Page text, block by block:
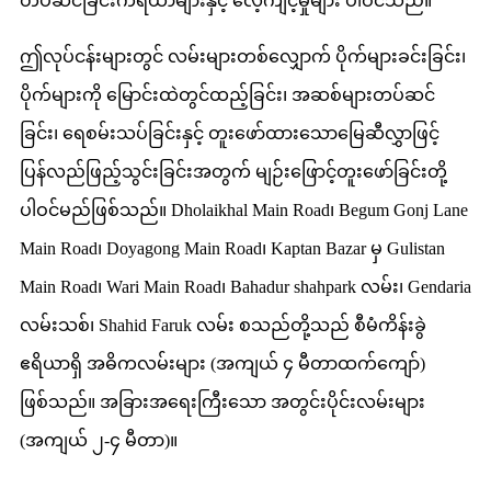
ဤလုပ်ငန်းများတွင် လမ်းများတစ်လျှောက် ပိုက်များခင်းခြင်း၊
ပိုက်များကို မြောင်းထဲတွင်ထည့်ခြင်း၊ အဆစ်များတပ်ဆင်
ခြင်း၊ ရေစမ်းသပ်ခြင်းနှင့် တူးဖော်ထားသောမြေဆီလွှာဖြင့်
ပြန်လည်ဖြည့်သွင်းခြင်းအတွက် မျဉ်းဖြောင့်တူးဖော်ခြင်းတို့
ပါဝင်မည်ဖြစ်သည်။ Dholaikhal Main Road၊ Begum Gonj Lane
Main Road၊ Doyagong Main Road၊ Kaptan Bazar မှ Gulistan
Main Road၊ Wari Main Road၊ Bahadur shahpark လမ်း၊ Gendaria
လမ်းသစ်၊ Shahid Faruk လမ်း စသည်တို့သည် စီမံကိန်းခွဲ
ဧရိယာရှိ အဓိကလမ်းများ (အကျယ် ၄ မီတာထက်ကျော်)
ဖြစ်သည်။ အခြားအရေးကြီးသော အတွင်းပိုင်းလမ်းများ
(အကျယ် ၂-၄ မီတာ)။